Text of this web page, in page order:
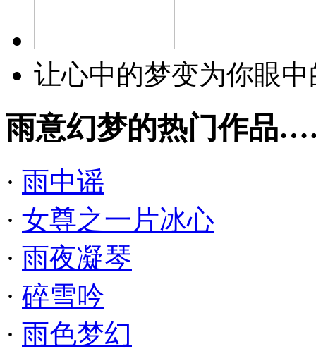
让心中的梦变为你眼
雨意幻梦的热门作品
· 雨中谣
· 女尊之一片冰心
· 雨夜凝琴
· 碎雪吟
· 雨色梦幻